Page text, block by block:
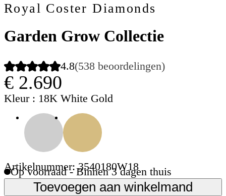
Royal Coster Diamonds
Garden Grow Collectie
4.8(538 beoordelingen)
€ 2.690
Kleur : 18K White Gold
Artikelnummer: 3540180W18
Op voorraad - Binnen 3 dagen thuis
Toevoegen aan winkelmand